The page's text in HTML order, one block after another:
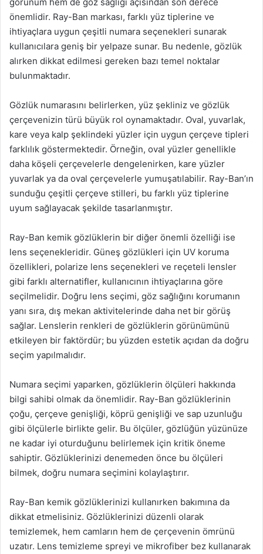
önemlidir. Ray-Ban markası, farklı yüz tiplerine ve
ihtiyaçlara uygun çeşitli numara seçenekleri sunarak
kullanıcılara geniş bir yelpaze sunar. Bu nedenle, gözlük
alırken dikkat edilmesi gereken bazı temel noktalar
bulunmaktadır.
Gözlük numarasını belirlerken, yüz şekliniz ve gözlük
çerçevenizin türü büyük rol oynamaktadır. Oval, yuvarlak,
kare veya kalp şeklindeki yüzler için uygun çerçeve tipleri
farklılık göstermektedir. Örneğin, oval yüzler genellikle
daha köşeli çerçevelerle dengelenirken, kare yüzler
yuvarlak ya da oval çerçevelerle yumuşatılabilir. Ray-Ban’ın
sunduğu çeşitli çerçeve stilleri, bu farklı yüz tiplerine
uyum sağlayacak şekilde tasarlanmıştır.
Ray-Ban kemik gözlüklerin bir diğer önemli özelliği ise
lens seçenekleridir. Güneş gözlükleri için UV koruma
özellikleri, polarize lens seçenekleri ve reçeteli lensler
gibi farklı alternatifler, kullanıcının ihtiyaçlarına göre
seçilmelidir. Doğru lens seçimi, göz sağlığını korumanın
yanı sıra, dış mekan aktivitelerinde daha net bir görüş
sağlar. Lenslerin renkleri de gözlüklerin görünümünü
etkileyen bir faktördür; bu yüzden estetik açıdan da doğru
seçim yapılmalıdır.
Numara seçimi yaparken, gözlüklerin ölçüleri hakkında
bilgi sahibi olmak da önemlidir. Ray-Ban gözlüklerinin
çoğu, çerçeve genişliği, köprü genişliği ve sap uzunluğu
gibi ölçülerle birlikte gelir. Bu ölçüler, gözlüğün yüzünüze
ne kadar iyi oturduğunu belirlemek için kritik öneme
sahiptir. Gözlüklerinizi denemeden önce bu ölçüleri
bilmek, doğru numara seçimini kolaylaştırır.
Ray-Ban kemik gözlüklerinizi kullanırken bakımına da
dikkat etmelisiniz. Gözlüklerinizi düzenli olarak
temizlemek, hem camların hem de çerçevenin ömrünü
uzatır. Lens temizleme spreyi ve mikrofiber bez kullanarak